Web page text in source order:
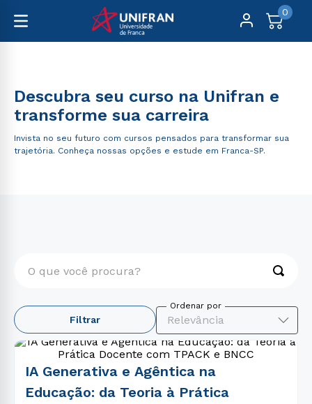
0
Descubra seu curso na Unifran e
transforme sua carreira
Invista no seu futuro com cursos pensados para transformar sua
trajetória. Conheça nossas opções e estude em Franca-SP.
Filtrar Relevância
IA Generativa e Agêntica na
Educação: da Teoria à Prática
TERMOS MAIS BUSCADOS
engenharia
2 º
enfermagem
3º
medicina
4º
educação física